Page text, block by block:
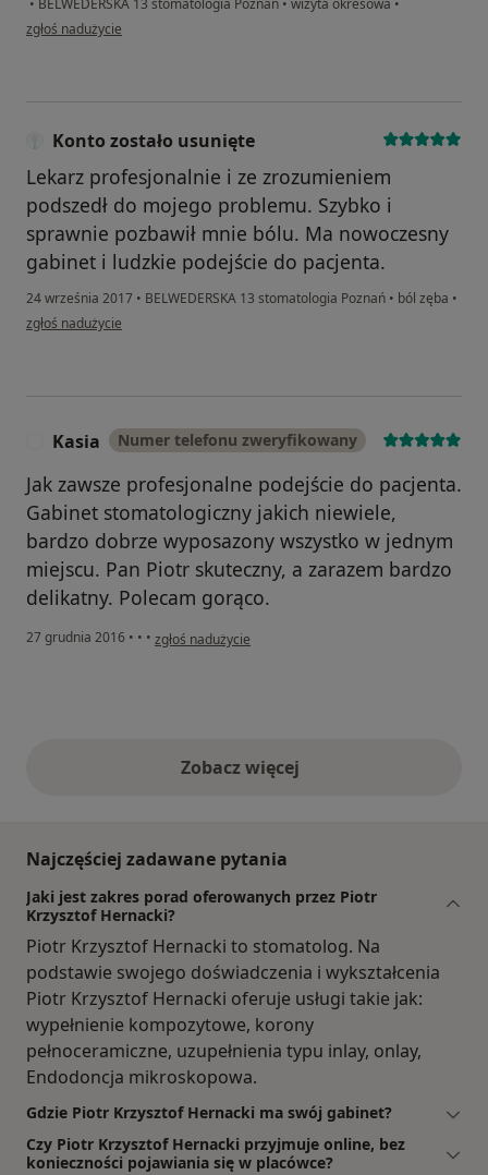
• BELWEDERSKA 13 stomatologia Poznań • wizyta okresowa •
w opinii użytkownika rstarczewski
zgłoś nadużycie
Konto zostało usunięte
Lekarz profesjonalnie i ze zrozumieniem
podszedł do mojego problemu. Szybko i
sprawnie pozbawił mnie bólu. Ma nowoczesny
gabinet i ludzkie podejście do pacjenta.
24 września 2017 • BELWEDERSKA 13 stomatologia Poznań • ból zęba •
w opinii użytkownika Konto zostało usunięte
zgłoś nadużycie
Kasia Numer telefonu zweryfikowany
Jak zawsze profesjonalne podejście do pacjenta.
Gabinet stomatologiczny jakich niewiele,
bardzo dobrze wyposazony wszystko w jednym
miejscu. Pan Piotr skuteczny, a zarazem bardzo
delikatny. Polecam gorąco.
27 grudnia 2016 • • • w opinii użytkownika Kasia
zgłoś nadużycie
Zobacz więcejopinie powyżej
Najczęściej zadawane pytania
Jaki jest zakres porad oferowanych przez Piotr
Krzysztof Hernacki?
Piotr Krzysztof Hernacki to stomatolog. Na
podstawie swojego doświadczenia i wykształcenia
Piotr Krzysztof Hernacki oferuje usługi takie jak:
wypełnienie kompozytowe, korony
pełnoceramiczne, uzupełnienia typu inlay, onlay,
Endodoncja mikroskopowa.
Gdzie Piotr Krzysztof Hernacki ma swój gabinet?
Czy Piotr Krzysztof Hernacki przyjmuje online, bez
konieczności pojawiania się w placówce?